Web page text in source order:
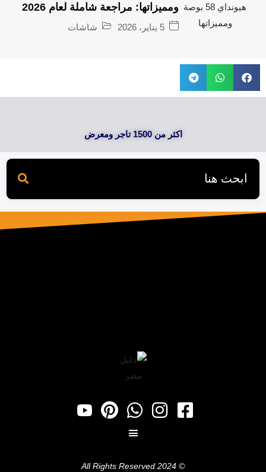
ومميزاتها: مراجعة شاملة لعام 2026
5 يناير، 2026 شاشات
اكثر من 1500 تاجر ومعرض
© 2024 All Rights Reserved